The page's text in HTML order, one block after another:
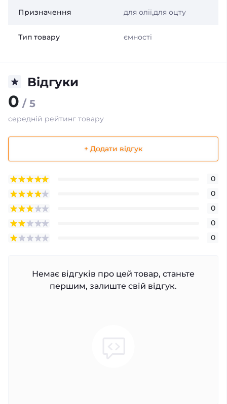
Призначення для олії,для оцту
Тип товару ємності
Відгуки
0 / 5
середній рейтинг товару
+ Додати відгук
0
0
0
0
0
Немає відгуків про цей товар, станьте
першим, залиште свій відгук.